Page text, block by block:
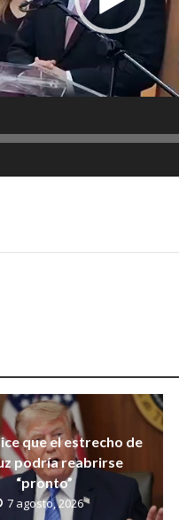
que el estrecho de
podría reabrirse
“pronto”
7 agosto, 2026